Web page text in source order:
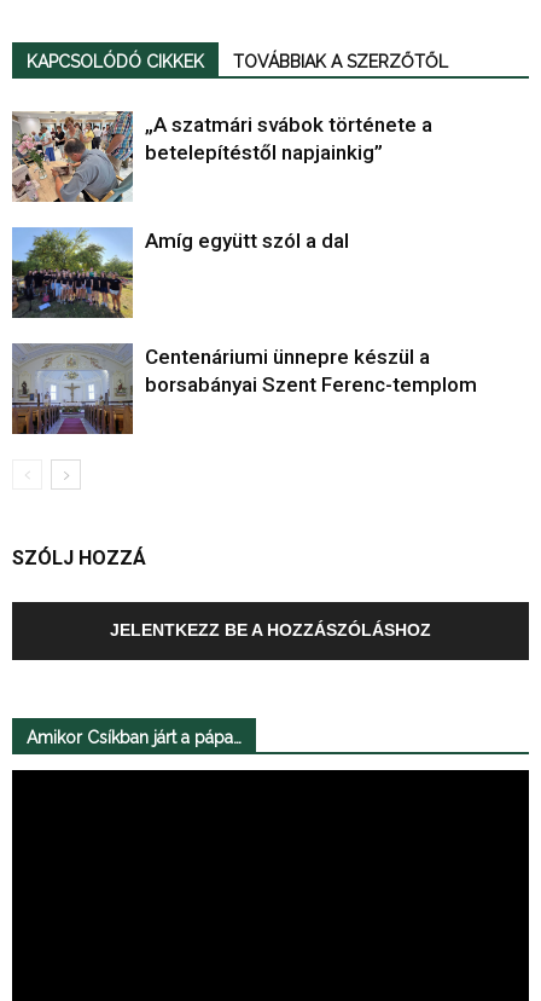
KAPCSOLÓDÓ CIKKEK TOVÁBBIAK A SZERZŐTŐL
„A szatmári svábok története a
betelepítéstől napjainkig”
Amíg együtt szól a dal
Centenáriumi ünnepre készül a
borsabányai Szent Ferenc-templom
SZÓLJ HOZZÁ
JELENTKEZZ BE A HOZZÁSZÓLÁSHOZ
Amikor Csíkban járt a pápa…